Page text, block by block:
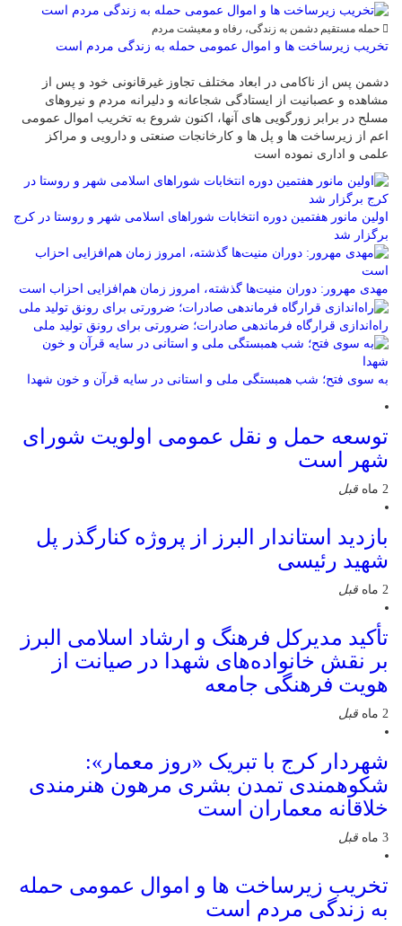
حمله مستقیم دشمن به زندگی، رفاه و معیشت مردم
تخریب زیرساخت ها و اموال عمومی حمله به زندگی مردم است
دشمن پس از ناکامی در ابعاد مختلف تجاوز غیرقانونی خود و پس از
مشاهده و عصبانیت از ایستادگی شجاعانه و دلیرانه مردم و نیروهای
مسلح در برابر زورگویی های آنها، اکنون شروع به تخریب اموال عمومی
اعم از زیرساخت ها و پل ها و کارخانجات صنعتی و دارویی و مراکز
علمی و اداری نموده است
اولین مانور هفتمین دوره انتخابات شوراهای اسلامی شهر و روستا در کرج
برگزار شد
مهدی مهرور: دوران منیت‌ها گذشته، امروز زمان هم‌افزایی احزاب است
راه‌اندازی قرارگاه فرماندهی صادرات؛ ضرورتی برای رونق تولید ملی
به سوی فتح؛ شب همبستگی ملی و استانی در سایه قرآن و خون شهدا
توسعه حمل و نقل عمومی اولویت شورای
شهر است
2 ماه قبل
بازدید استاندار البرز از پروژه کنارگذر پل
شهید رئیسی
2 ماه قبل
تأکید مدیرکل فرهنگ و ارشاد اسلامی البرز
بر نقش خانواده‌های شهدا در صیانت از
هویت فرهنگی جامعه
2 ماه قبل
شهردار کرج با تبریک «روز معمار»:
شکوهمندی تمدن بشری مرهون هنرمندی
خلاقانه معماران است
3 ماه قبل
تخریب زیرساخت ها و اموال عمومی حمله
به زندگی مردم است